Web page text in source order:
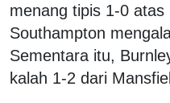
menang tipis 1-0 atas
Southampton
Sementara itu,
kalah 1-2 dari